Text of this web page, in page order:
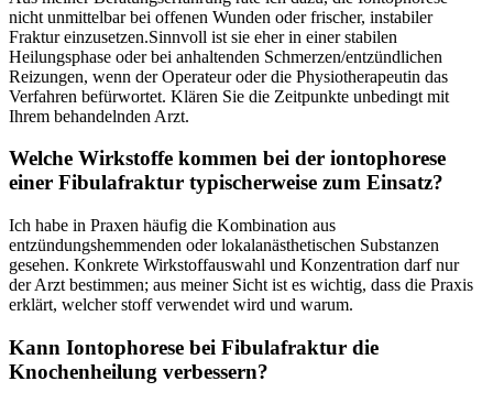
nicht unmittelbar ‌bei offenen Wunden ​oder frischer, instabiler
Fraktur einzusetzen.Sinnvoll⁤ ist sie eher in‍ einer stabilen
Heilungsphase oder bei ​anhaltenden ​Schmerzen/entzündlichen
Reizungen, wenn der Operateur ​oder⁤ die Physiotherapeutin⁣ das
Verfahren ⁤befürwortet. Klären Sie die Zeitpunkte unbedingt mit
Ihrem behandelnden‌ Arzt.
Welche⁣ Wirkstoffe kommen bei der iontophorese
einer Fibulafraktur typischerweise ‌zum Einsatz?
Ich habe in Praxen ⁤häufig die Kombination‍ aus⁤
entzündungshemmenden oder lokalanästhetischen ⁤Substanzen
gesehen. Konkrete Wirkstoffauswahl⁤ und ⁤Konzentration ‍darf nur
der Arzt bestimmen;‌ aus‍ meiner Sicht ist‍ es wichtig, dass⁣ die Praxis
erklärt,‍ welcher stoff verwendet wird und warum.
Kann Iontophorese ​bei Fibulafraktur die
Knochenheilung⁢ verbessern?